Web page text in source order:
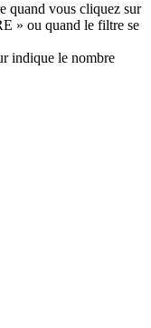
quand vous cliquez sur
» ou quand le filtre se
indique le nombre